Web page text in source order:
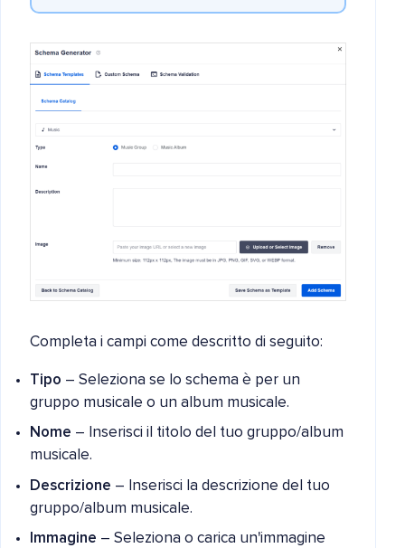
Completa i campi come descritto di seguito:
Tipo – Seleziona se lo schema è per un
gruppo musicale o un album musicale.
Nome – Inserisci il titolo del tuo gruppo/album
musicale.
Descrizione – Inserisci la descrizione del tuo
gruppo/album musicale.
Immagine – Seleziona o carica un'immagine